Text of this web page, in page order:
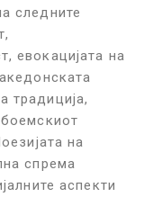
следните
евокацијата на
традиција,
на
спрема
аспекти